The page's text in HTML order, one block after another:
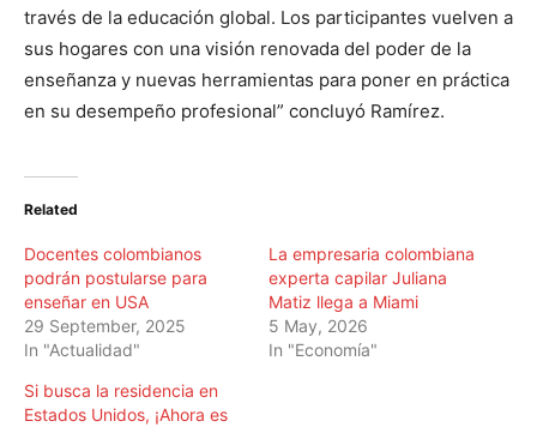
través de la educación global. Los participantes vuelven a
sus hogares con una visión renovada del poder de la
enseñanza y nuevas herramientas para poner en práctica
en su desempeño profesional” concluyó Ramírez.
Related
Docentes colombianos
podrán postularse para
enseñar en USA
29 September, 2025
In "Actualidad"
La empresaria colombiana
experta capilar Juliana
Matiz llega a Miami
5 May, 2026
In "Economía"
Si busca la residencia en
Estados Unidos, ¡Ahora es